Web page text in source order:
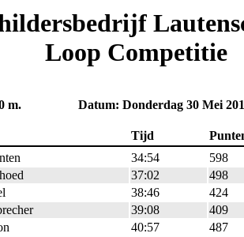
Loop Competitie
m. Datum: Donderdag 30 Mei
Tijd
34:54
598
37:02
498
38:46
424
39:08
409
40:57
487